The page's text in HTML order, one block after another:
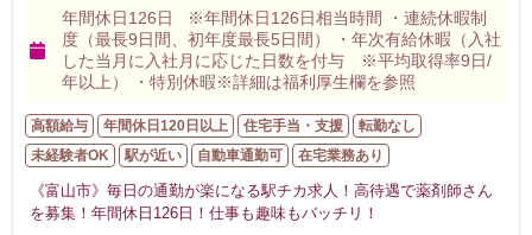
年間休日126日 ※年間休日126日相当時間 ・連続休暇制
度（最長9日間、初年度最長5日間） ・年次有給休暇（入社
した当月に入社月に応じた日数を付与 ※平均取得率9日/
年以上） ・特別休暇※詳細は福利厚生欄を参照
高額給与 年間休日120日以上 住宅手当・支援
転勤なし
未経験者OK
駅が近い 自動車通勤可 在宅業務あり
《富山市》毎日の通勤が楽になる駅チカ求人！高待遇で薬剤師さん
を募集！年間休日126日！仕事も趣味もバッチリ！